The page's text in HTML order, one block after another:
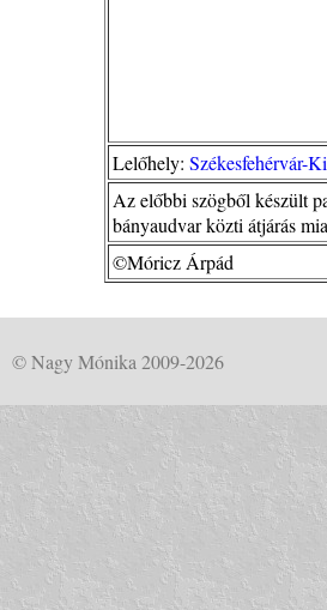
Lelőhely: Székesfehérvár-
Az előbbi szögből készült
bányaudvar közti átjárás
©Móricz Árpád
© Nagy Mónika 2009-2026